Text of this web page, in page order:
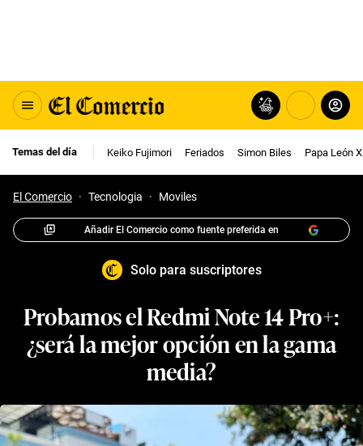
Temas del día Keiko Fujimori Feriados Simon Biles Papa León
El Comercio · Tecnologia · Moviles
Añadir El Comercio como fuente preferida en
Solo para suscriptores
Probamos el Redmi Note 14 Pro+:
¿será la mejor opción en la gama
media?